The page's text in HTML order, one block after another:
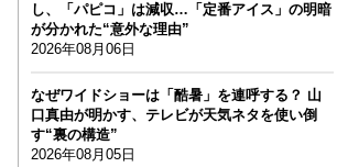
し、「パピコ」は減収…「定番アイス」の明暗
が分かれた“意外な理由”
2026年08月06日
なぜワイドショーは「酷暑」を連呼する？ 山
口真由が明かす、テレビが天気ネタを使い倒
す“裏の構造”
2026年08月05日